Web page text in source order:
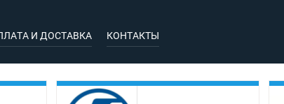
И ДОСТАВКА КОНТАКТЫ